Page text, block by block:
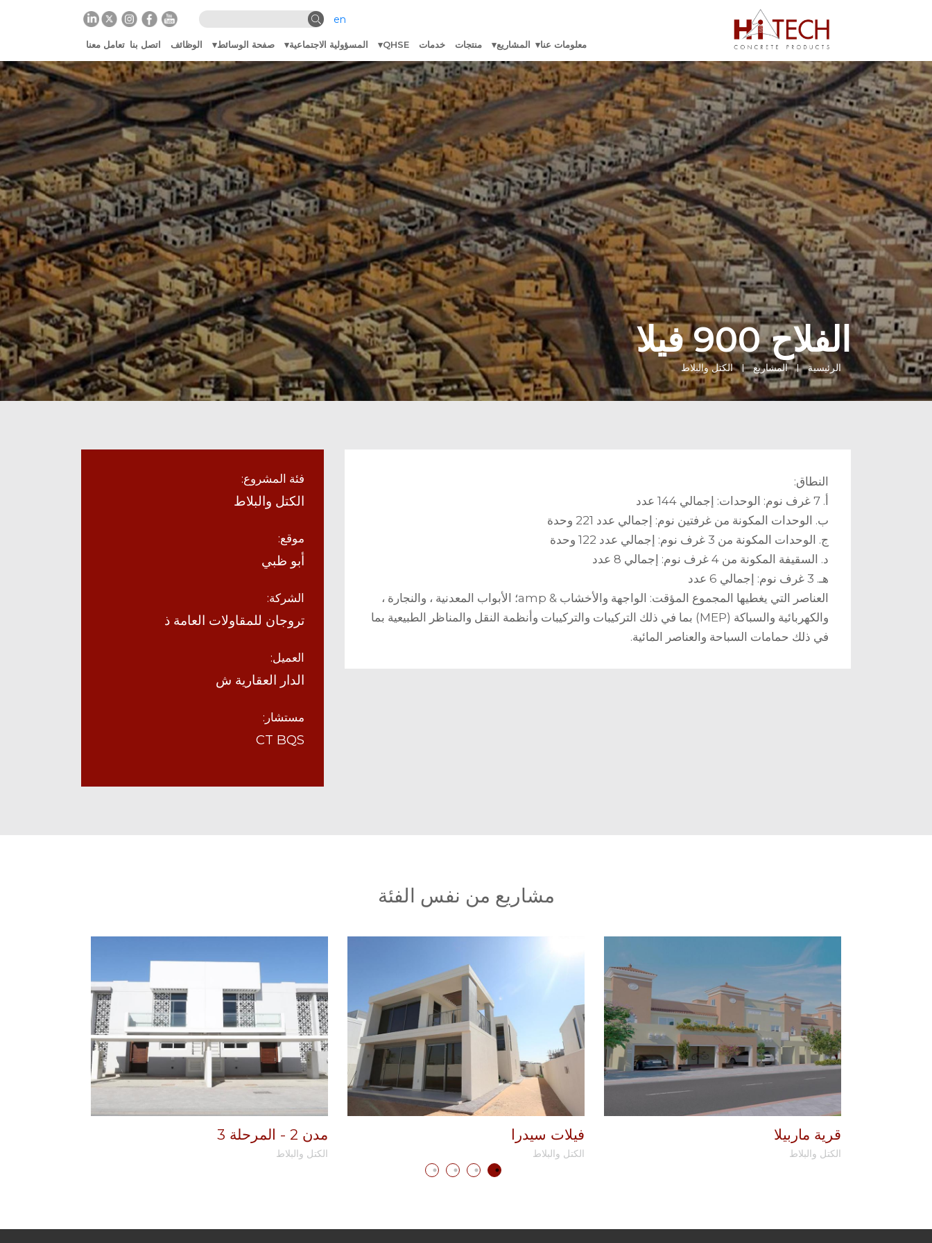
en
معلومات عنا المشاريع منتجات خدمات QHSE المسؤولية الاجتماعية صفحة الوسائط الوظائف اتصل بنا تعامل معنا
الفلاح 900 فيلا
الرئيسية المشاريع الكتل والبلاط
النطاق:
أ. 7 غرف نوم: الوحدات: إجمالي 144 عدد
ب. الوحدات المكونة من غرفتين نوم: إجمالي عدد 221 وحدة
ج. الوحدات المكونة من 3 غرف نوم: إجمالي عدد 122 وحدة
د. السقيفة المكونة من 4 غرف نوم: إجمالي 8 عدد
هـ. 3 غرف نوم: إجمالي 6 عدد
العناصر التي يغطيها المجموع المؤقت: الواجهة والأخشاب & amp؛ الأبواب المعدنية ، والنجارة ،
والكهربائية والسباكة (MEP) بما في ذلك التركيبات والتركيبات وأنظمة النقل والمناظر الطبيعية بما
في ذلك حمامات السباحة والعناصر المائية.
فئة المشروع:
الكتل والبلاط
موقع:
أبو ظبي
الشركة:
تروجان للمقاولات العامة ذ
العميل:
الدار العقارية ش
مستشار:
CT BQS
مشاريع من نفس الفئة
مدن 2 - المرحلة 3
الكتل والبلاط
فيلات سيدرا
الكتل والبلاط
قرية ماربيلا
الكتل والبلاط